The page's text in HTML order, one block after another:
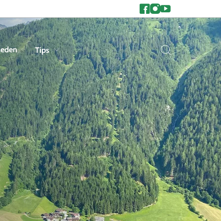
Tips